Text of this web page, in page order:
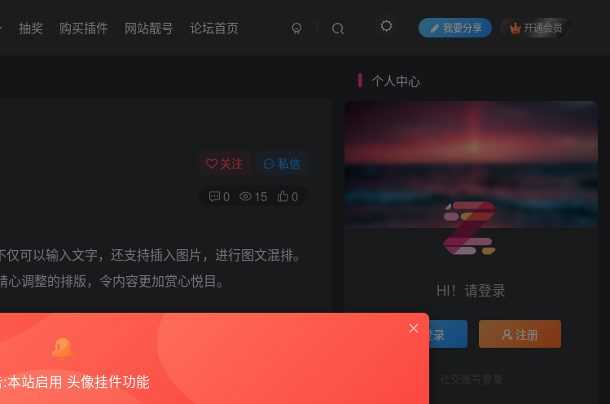
抽奖 购买插件 网站靓号 论坛首页 我要分享 开通会员
关注 私信
0 15 0
可以输入文字，还支持插入图片，进行图文混排。
调整的排版，令内容更加赏心悦目。
个人中心
HI！请登录
登录 注册
社交账号登录
:本站启用 头像挂件功能